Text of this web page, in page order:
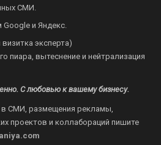
СМИ.
и Яндекс.
эксперта)
пиара, вытеснение и нейтрализация
С любовью к вашему бизнесу.
СМИ, размещения рекламы,
проектов и коллабораций пишите